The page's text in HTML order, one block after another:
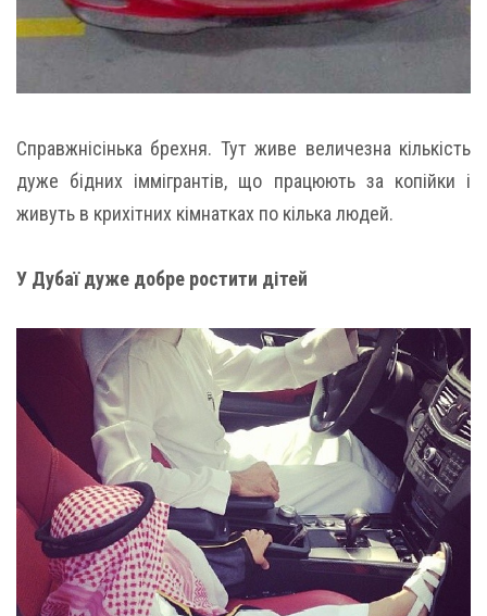
Справжнісінька брехня. Тут живе величезна кількість
дуже бідних іммігрантів, що працюють за копійки і
живуть в крихітних кімнатках по кілька людей.
У Дубаї дуже добре ростити дітей